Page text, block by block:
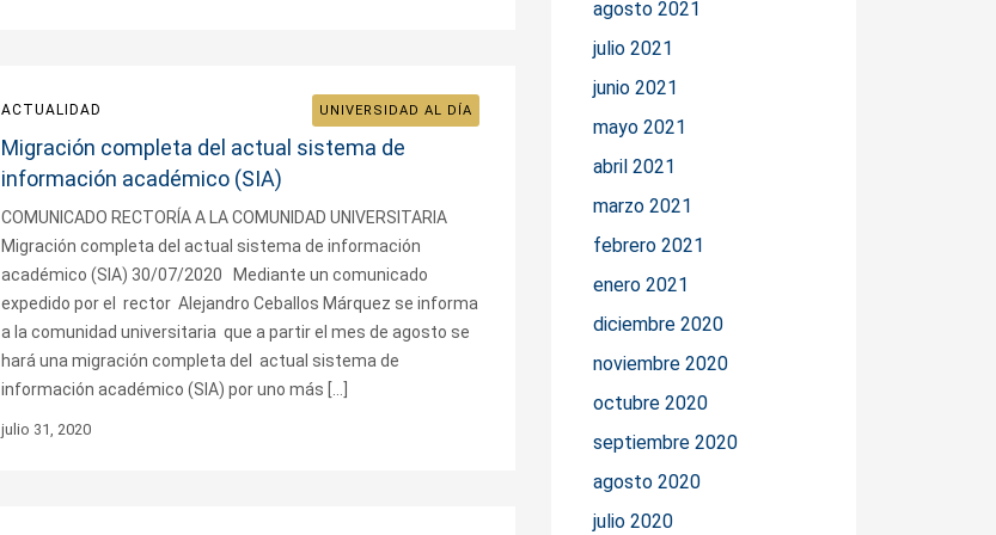
ACTUALIDAD UNIVERSIDAD AL DÍA
Migración completa del actual sistema de
información académico (SIA)
COMUNICADO RECTORÍA A LA COMUNIDAD UNIVERSITARIA
Migración completa del actual sistema de información
académico (SIA) 30/07/2020 Mediante un comunicado
expedido por el rector Alejandro Ceballos Márquez se informa
a la comunidad universitaria que a partir el mes de agosto se
hará una migración completa del actual sistema de
información académico (SIA) por uno más […]
julio 31, 2020
agosto 2021
julio 2021
junio 2021
mayo 2021
abril 2021
marzo 2021
febrero 2021
enero 2021
diciembre 2020
noviembre 2020
octubre 2020
septiembre 2020
agosto 2020
julio 2020